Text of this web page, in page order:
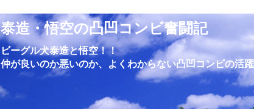
泰造・悟空の凸凹コンビ奮闘記
ビーグル犬泰造と悟空！！
仲が良いのか悪いのか、よくわからない凸凹コンビの活